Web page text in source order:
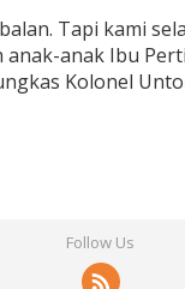
Tapi kami
anak-anak Ibu
Kolonel
Follow Us